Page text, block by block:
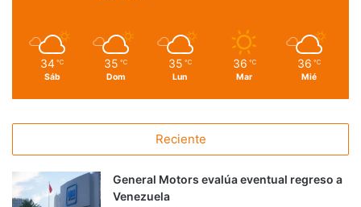
34 ℃
Sáb
35 ℃
Dom
35 ℃
Lun
36 ℃
Mar
36 ℃
Mié
Reciente
General Motors evalúa eventual regreso a
Venezuela